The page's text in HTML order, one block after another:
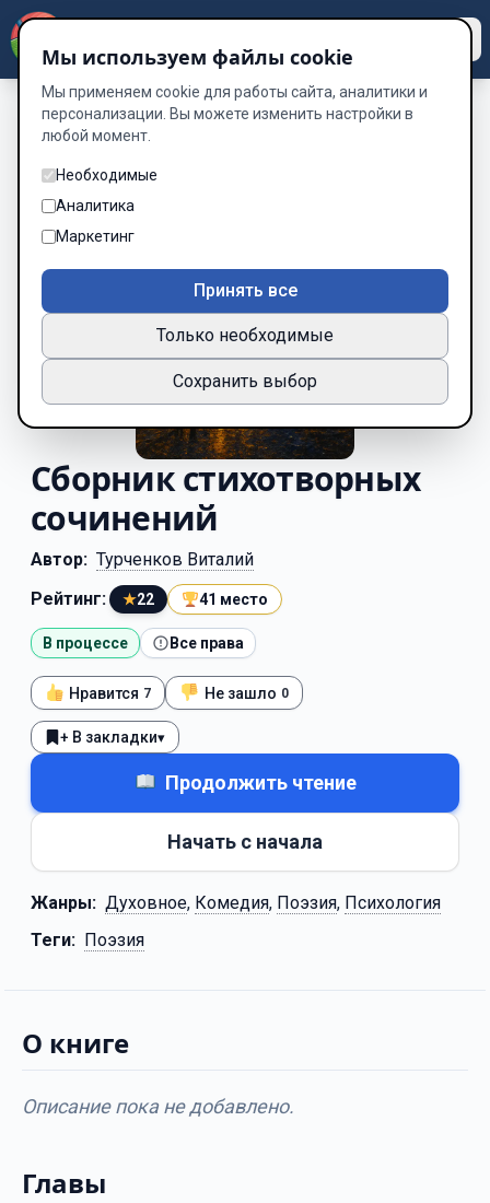
Сборник стихотворных
сочинений
Автор: Турченков Виталий
Рейтинг:
★22 41 место
В процессе Все права
Нравится 7 Не зашло 0
+ В закладки▾
Продолжить чтение
Начать с начала
Жанры: Духовное, Комедия, Поэзия, Психология
Теги: Поэзия
О книге
Описание пока не добавлено.
Главы
Мы используем файлы cookie
Мы применяем cookie для работы сайта, аналитики и
персонализации. Вы можете изменить настройки в
любой момент.
Необходимые
Аналитика
Маркетинг
Принять все
Только необходимые
Сохранить выбор